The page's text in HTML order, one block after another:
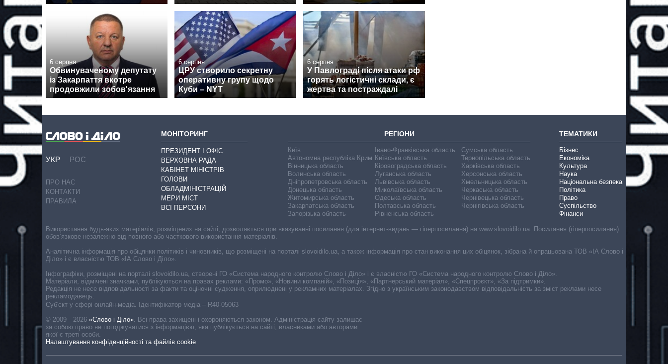
6 серпня
Обвинуваченому депутату
із Закарпаття вкотре
продовжили зобов'язання
6 серпня
ЦРУ створило секретну
оперативну групу щодо
Куби – NYT
6 серпня
У Павлограді після атаки рф
горять логістичні склади, є
жертва та постраждалі
УКР РОС
ПРО НАС
КОНТАКТИ
ПРАВИЛА
МОНІТОРИНГ
ПРЕЗИДЕНТ І ОФІС
ВЕРХОВНА РАДА
КАБІНЕТ МІНІСТРІВ
ГОЛОВИ
ОБЛАДМІНІСТРАЦІЙ
МЕРИ МІСТ
ВСІ ПЕРСОНИ
РЕГІОНИ
Київ
Автономна республіка Крим
Вінницька область
Волинська область
Дніпропетровська область
Донецька область
Житомирська область
Закарпатська область
Запорізька область
Івано-Франківська область
Київська область
Кіровоградська область
Луганська область
Львівська область
Миколаївська область
Одеська область
Полтавська область
Рівненська область
Сумська область
Тернопільська область
Харківська область
Херсонська область
Хмельницька область
Черкаська область
Чернівецька область
Чернігівська область
ТЕМАТИКИ
Бізнес
Економіка
Культура
Наука
Національна безпека
Політика
Право
Суспільство
Фінанси
Cуб'єкт у сфері онлайн-медіа. Ідентифікатор медіа – R40-05063
© 2009—2026 «Слово і Діло» Всі права захищені і охороняються законом. Адміністрація сайту залишає
за собою право не погоджуватися з інформацією, яка публікується на сайті, власниками або авторами
якої є треті особи.
Налаштування конфіденційності та файлів cookie
Використання будь-яких матеріалів, розміщених на сайті, дозволяється при вказуванні посилання (для інтернет-видань — гіперпосилання) на www.slovoidilo.ua. Посилання (гіперпосилання)
обов’язкове незалежно від повного або часткового використання матеріалів.
Аналітична інформація про обіцянки політиків і чиновників, що розміщені на порталі slovoidilo.ua, а також інформація про стан виконання цих обіцянок, зібрана й опрацьована ТОВ «ІА Слово і
Діло» і є власністю ТОВ «ІА Слово і Діло».
Інфографіки, розміщені на порталі slovoidilo.ua, створені ГО «Система народного контролю Слово і Діло» і є власністю ГО «Система народного контролю Слово і Діло».
Матеріали, відмічені значками, публікуються на правах реклами: «Промо», «Новини компаній», «Позиція», «Партнерський матеріал», «Спецпроєкт», «За підтримки».
Редакція не несе відповідальності за факти та оціночні судження, оприлюднені у рекламних матеріалах. Згідно з українським законодавством відповідальність за зміст реклами несе
рекламодавець.